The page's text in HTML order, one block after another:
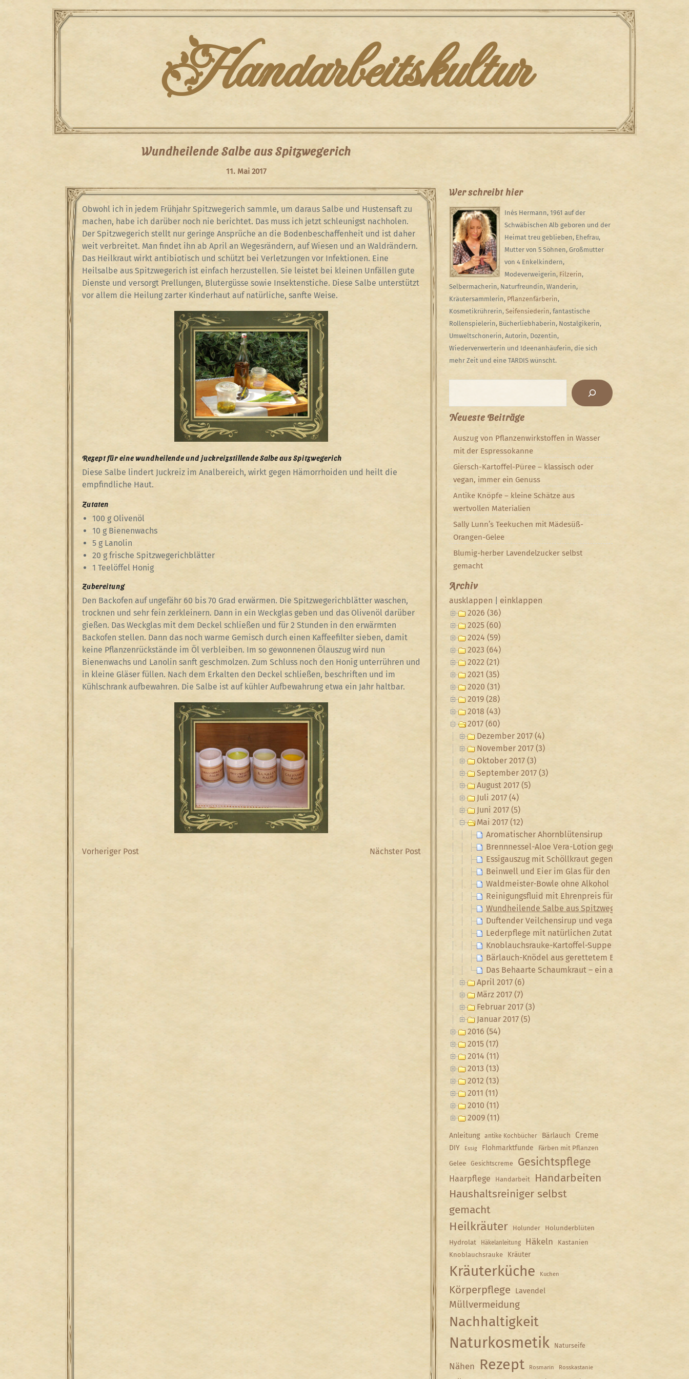
Skip
Handarbeitskultur
Wundheilende Salbe aus Spitzwegerich
11. Mai 2017
Obwohl ich in jedem Frühjahr Spitzwegerich sammle, um daraus Salbe und Hustensaft zu
machen, habe ich darüber noch nie berichtet. Das muss ich jetzt schleunigst nachholen.
Der Spitzwegerich stellt nur geringe Ansprüche an die Bodenbeschaffenheit und ist daher
weit verbreitet. Man findet ihn ab April an Wegesrändern, auf Wiesen und an Waldrändern.
Das Heilkraut wirkt antibiotisch und schützt bei Verletzungen vor Infektionen. Eine
Heilsalbe aus Spitzwegerich ist einfach herzustellen. Sie leistet bei kleinen Unfällen gute
Dienste und versorgt Prellungen, Blutergüsse sowie Insektenstiche. Diese Salbe unterstützt
vor allem die Heilung zarter Kinderhaut auf natürliche, sanfte Weise.
Rezept für eine wundheilende und juckreizstillende Salbe aus Spitzwegerich
Diese Salbe lindert Juckreiz im Analbereich, wirkt gegen Hämorrhoiden und heilt die
empfindliche Haut.
Zutaten
100 g Olivenöl
10 g Bienenwachs
5 g Lanolin
20 g frische Spitzwegerichblätter
1 Teelöffel Honig
Zubereitung
Den Backofen auf ungefähr 60 bis 70 Grad erwärmen. Die Spitzwegerichblätter waschen,
trocknen und sehr fein zerkleinern. Dann in ein Weckglas geben und das Olivenöl darüber
gießen. Das Weckglas mit dem Deckel schließen und für 2 Stunden in den erwärmten
Backofen stellen. Dann das noch warme Gemisch durch einen Kaffeefilter sieben, damit
keine Pflanzenrückstände im Öl verbleiben. Im so gewonnenen Ölauszug wird nun
Bienenwachs und Lanolin sanft geschmolzen. Zum Schluss noch den Honig unterrühren und
in kleine Gläser füllen. Nach dem Erkalten den Deckel schließen, beschriften und im
Kühlschrank aufbewahren. Die Salbe ist auf kühler Aufbewahrung etwa ein Jahr haltbar.
Beitragsnavigation
Previous
Vorheriger Post
Next
Nächster Post
Wer schreibt hier
Inés Hermann, 1961 auf der
Schwäbischen Alb geboren und der
Heimat treu geblieben, Ehefrau,
Mutter von 5 Söhnen, Großmutter
von 4 Enkelkindern,
Modeverweigerin, Filzerin,
Selbermacherin, Naturfreundin, Wanderin,
Kräutersammlerin, Pflanzenfärberin,
Kosmetikrührerin, Seifensiederin, fantastische
Rollenspielerin, Bücherliebhaberin, Nostalgikerin,
Umweltschonerin, Autorin, Dozentin,
Wiederverwerterin und Ideenanhäuferin, die sich
mehr Zeit und eine TARDIS wünscht.
Neueste Beiträge
Auszug von Pflanzenwirkstoffen in Wasser
mit der Espressokanne
Giersch-Kartoffel-Püree – klassisch oder
vegan, immer ein Genuss
Antike Knöpfe – kleine Schätze aus
wertvollen Materialien
Sally Lunn’s Teekuchen mit Mädesüß-
Orangen-Gelee
Blumig-herber Lavendelzucker selbst
gemacht
Archiv
ausklappen
einklappen
2026 (36)
2025 (60)
2024 (59)
2023 (64)
2022 (21)
2021 (35)
2020 (31)
2019 (28)
2018 (43)
2017 (60)
Dezember 2017 (4)
November 2017 (3)
Oktober 2017 (3)
September 2017 (3)
August 2017 (5)
Juli 2017 (4)
Juni 2017 (5)
Mai 2017 (12)
Aromatischer Ahornblütensirup
Brennnessel-Aloe Vera-Lotion gegen Sonnenbrand
Essigauszug mit Schöllkraut gegen Warzen
Beinwell und Eier im Glas für den Frühlings-Brunch
Waldmeister-Bowle ohne Alkohol
Reinigungsfluid mit Ehrenpreis für den Po
Wundheilende Salbe aus Spitzwegerich
Duftender Veilchensirup und veganer Veilchenblüten-
Lederpflege mit natürlichen Zutaten
Knoblauchsrauke-Kartoffel-Suppe
Bärlauch-Knödel aus gerettetem Brot
Das Behaarte Schaumkraut – ein aromatisches
April 2017 (6)
März 2017 (7)
Februar 2017 (3)
Januar 2017 (5)
2016 (54)
2015 (17)
2014 (11)
2013 (13)
2012 (13)
2011 (11)
2010 (11)
2009 (11)
Anleitung antike Kochbücher Bärlauch Creme
DIY Essig Flohmarktfunde
Färben mit Pflanzen
Gelee
Gesichtscreme Gesichtspflege
Haarpflege Handarbeit
Handarbeiten
Haushaltsreiniger selbst
gemacht
Heilkräuter Holunder
Holunderblüten
Hydrolat
Häkelanleitung Häkeln
Kastanien
Knoblauchsrauke
Kräuter
Kräuterküche Kuchen
Körperpflege Lavendel
Müllvermeidung
Nachhaltigkeit
Naturkosmetik Naturseife
Nähen Rezept Rosmarin Rosskastanie